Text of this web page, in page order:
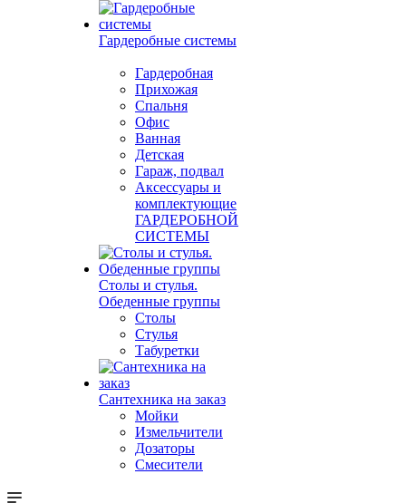
Гардеробные системы
Гардеробная
Прихожая
Спальня
Офис
Ванная
Детская
Гараж, подвал
Аксессуары и
комплектующие
ГАРДЕРОБНОЙ
СИСТЕМЫ
Столы и стулья.
Обеденные группы
Столы
Стулья
Табуретки
Сантехника на заказ
Мойки
Измельчители
Дозаторы
Смесители